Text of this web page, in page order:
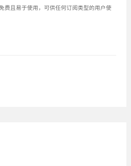
费且易于使用，可供任何订阅类型的用户使